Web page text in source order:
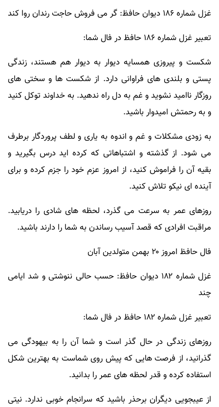
غزل شماره ۱۸۶ دیوان حافظ: گر می فروش حاجت رندان روا کند
تعبیر غزل شماره ۱۸۶ حافظ در فال شما:
شکست و پیروزی همسایه دیوار به دیوار هم هستند، زندگی
پستی و بلندی های فراوانی دارد. از شکست ها و سختی های
روزگار ناامید نشوید و غم به دل راه ندهید. به خداوند توکل کنید
و به رحمتش امیدوار باشید.
به زودی مشکلات و غم و اندوه به یاری و لطف پروردگار برطرف
می شود. از گذشته و اشتباهاتی که کرده اید درس بگیرید و
بقیه آن را فراموش کنید، از امروز عزم خود را جزم کرده و برای
آینده ای نیکو تلاش کنید.
روزهای عمر به سرعت می گذرد، لحظه های شادی را دریابید.
مراقبت افرادی که قصد آسیب رساندن به شما را دارند باشید.
فال حافظ امروز ۲۰ بهمن متولدین آبان
غزل شماره ۱۸۲ دیوان حافظ: حسب حالی ننوشتی و شد ایامی
چند
تعبیر غزل شماره ۱۸۲ حافظ در فال شما:
روزهای زندگی در حال گذر است و شما آن را به بیهودگی می
گذرانید، از فرصت هایی که پیش روی شماست به بهترین شکل
استفاده کرده و قدر لحظه های عمر را بدانید.
از عیبجویی دیگران برحذر باشید که سرانجام خوبی ندارد. نیتی